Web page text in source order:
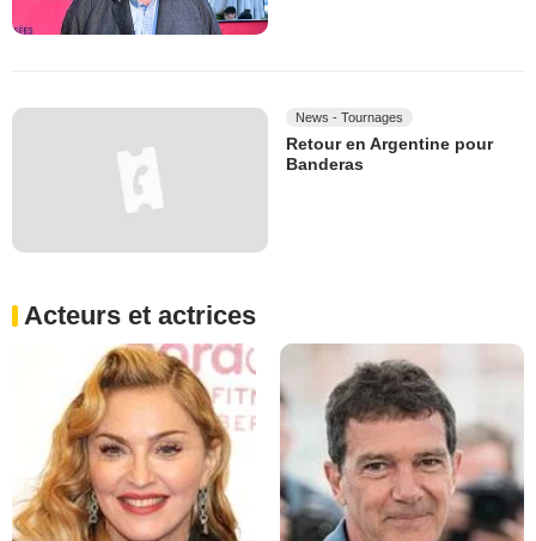
News - Tournages
Retour en Argentine pour
Banderas
Acteurs et actrices